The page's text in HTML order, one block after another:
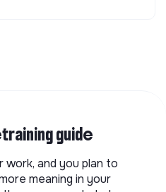
guide
work, and you plan to
meaning in your